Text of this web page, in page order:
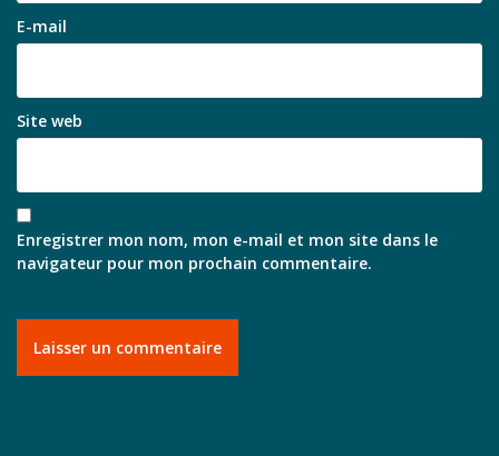
E-mail
Site web
Enregistrer mon nom, mon e-mail et mon site dans le
navigateur pour mon prochain commentaire.